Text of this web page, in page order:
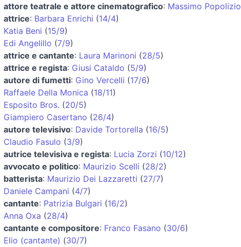
attore teatrale e attore cinematografico: Massimo Popolizio
attrice: Barbara Enrichi (14/4)
Katia Beni (15/9)
Edi Angelillo (7/9)
attrice e cantante: Laura Marinoni (28/5)
attrice e regista: Giusi Cataldo (5/9)
autore di fumetti: Gino Vercelli (17/6)
Raffaele Della Monica (18/11)
Esposito Bros. (20/5)
Giampiero Casertano (26/4)
autore televisivo: Davide Tortorella (16/5)
Claudio Fasulo (3/9)
autrice televisiva e regista: Lucia Zorzi (10/12)
avvocato e politico: Maurizio Scelli (28/2)
batterista: Maurizio Dei Lazzaretti (27/7)
Daniele Campani (4/7)
cantante: Patrizia Bulgari (16/2)
Anna Oxa (28/4)
cantante e compositore: Franco Fasano (30/6)
Elio (cantante) (30/7)